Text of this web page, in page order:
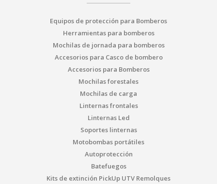
Equipos de protección para Bomberos
Herramientas para bomberos
Mochilas de jornada para bomberos
Accesorios para Casco de bombero
Accesorios para Bomberos
Mochilas forestales
Mochilas de carga
Linternas frontales
Linternas Led
Soportes linternas
Motobombas portátiles
Autoprotección
Batefuegos
Kits de extinción PickUp UTV Remolques